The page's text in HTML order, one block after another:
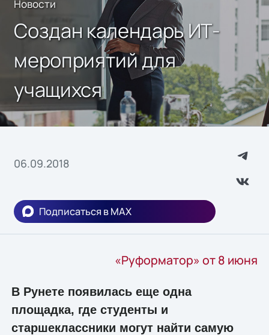
Новости
Создан календарь ИТ-
мероприятий для
учащихся
06.09.2018
Подписаться в MAX
«Руформатор» от 8 июня
В Рунете появилась еще одна
площадка, где студенты и
старшеклассники могут найти самую